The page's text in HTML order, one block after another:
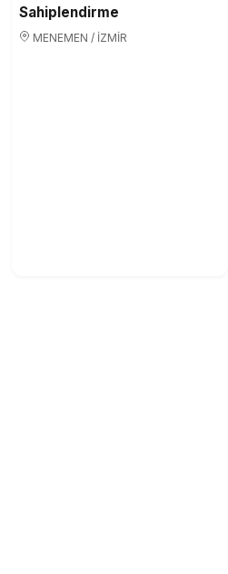
Sahiplendirme
MENEMEN / İZMİR